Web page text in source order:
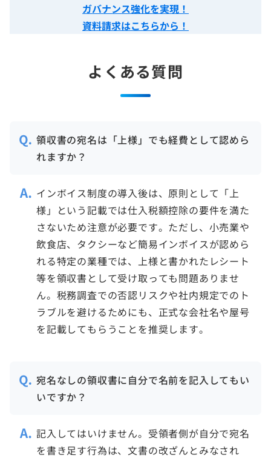
ガバナンス強化を実現！
資料請求はこちらから！
よくある質問
領収書の宛名は「上様」でも経費として認めら
れますか？
インボイス制度の導入後は、原則として「上
様」という記載では仕入税額控除の要件を満た
さないため注意が必要です。ただし、小売業や
飲食店、タクシーなど簡易インボイスが認めら
れる特定の業種では、上様と書かれたレシート
等を領収書として受け取っても問題ありませ
ん。税務調査での否認リスクや社内規定でのト
ラブルを避けるためにも、正式な会社名や屋号
を記載してもらうことを推奨します。
宛名なしの領収書に自分で名前を記入してもい
いですか？
記入してはいけません。受領者側が自分で宛名
を書き足す行為は、文書の改ざんとみなされ